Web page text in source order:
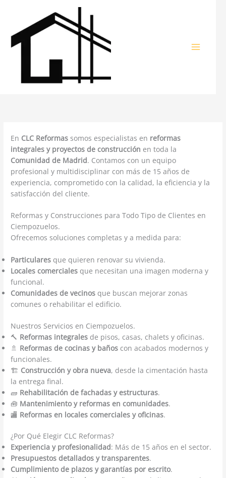
contenido
En CLC Reformas somos especialistas en reformas
integrales y proyectos de construcción en toda la
Comunidad de Madrid. Contamos con un equipo
profesional y multidisciplinar con más de 15 años de
experiencia, comprometido con la calidad, la eficiencia y la
satisfacción del cliente.
Reformas y Construcciones para Todo Tipo de Clientes en
Ciempozuelos.
Ofrecemos soluciones completas y a medida para:
Particulares que quieren renovar su vivienda.
Locales comerciales que necesitan una imagen moderna y
funcional.
Comunidades de vecinos que buscan mejorar zonas
comunes o rehabilitar el edificio.
Nuestros Servicios en Ciempozuelos.
🔨 Reformas integrales de pisos, casas, chalets y oficinas.
🚿 Reformas de cocinas y baños con acabados modernos y
funcionales.
🏗️ Construcción y obra nueva, desde la cimentación hasta
la entrega final.
🧱 Rehabilitación de fachadas y estructuras.
🧰 Mantenimiento y reformas en comunidades.
🏬 Reformas en locales comerciales y oficinas.
¿Por Qué Elegir CLC Reformas?
Experiencia y profesionalidad: Más de 15 años en el sector.
Presupuestos detallados y transparentes.
Cumplimiento de plazos y garantías por escrito.